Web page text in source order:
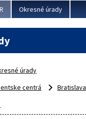
Okresné úrady
úrady
centrá
Bratislava